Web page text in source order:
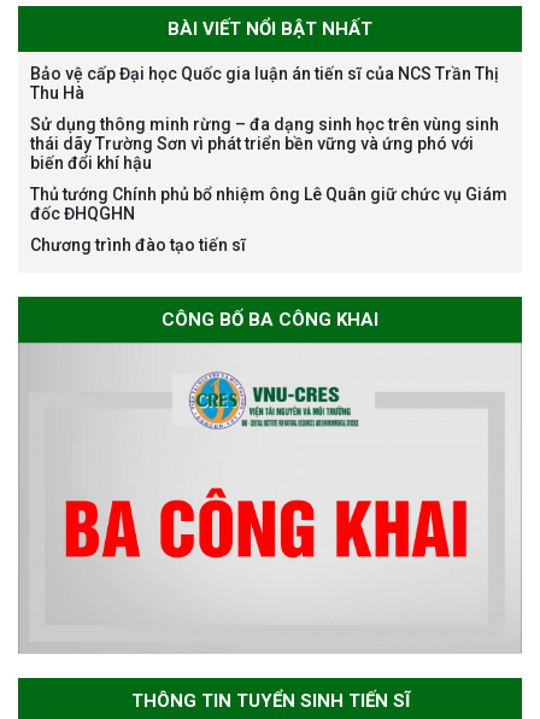
Nguyễn Thế Thông
Thông báo chương trình học
bổng Nagao tại Việt Nam năm
ban chuyên môn đánh giá hồ
sơ chuyên môn cho các thí sinh
dự tuyển nghiên cứu sinh đợt 1
Thông báo danh sách thí sinh
đủ điều kiện dự tuyển Chương
trình đào tạo tiến sĩ chuyên
BÀI VIẾT NỔI BẬT NHẤT
Bảo vệ cấp Đại học Quốc gia luận án tiến sĩ của NCS Trần Thị
Thu Hà
Sử dụng thông minh rừng – đa dạng sinh học trên vùng sinh
thái dãy Trường Sơn vì phát triển bền vững và ứng phó với
biến đổi khí hậu
Thủ tướng Chính phủ bổ nhiệm ông Lê Quân giữ chức vụ Giám
đốc ĐHQGHN
Chương trình đào tạo tiến sĩ
CÔNG BỐ BA CÔNG KHAI
THÔNG TIN TUYỂN SINH TIẾN SĨ